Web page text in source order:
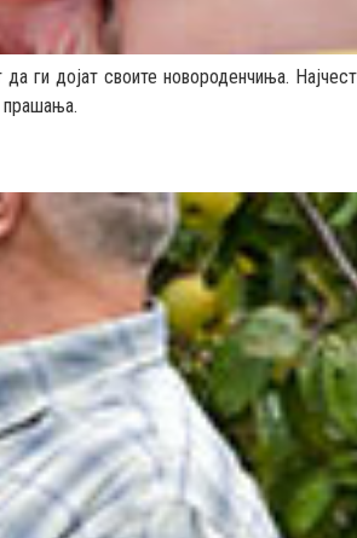
ги дојат своите новороденчиња.
прашања.